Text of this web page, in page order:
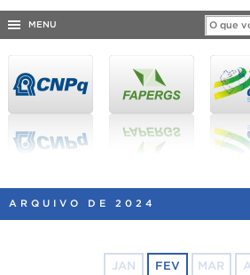
EDITAIS
OUVIDORIA
MENU
ARQUIVO DE 2024
JAN FEV MAR